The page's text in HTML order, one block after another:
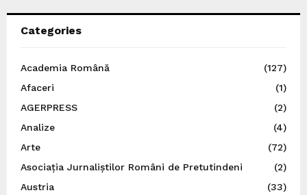
Categories
Academia Română
(127)
Afaceri
(1)
AGERPRESS
(2)
Analize
(4)
Arte
(72)
Asociația Jurnaliștilor Români de Pretutindeni
(2)
Austria
(33)